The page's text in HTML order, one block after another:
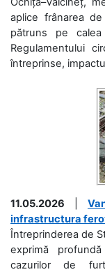
aplice frânarea
pătruns pe
Regulamentului
întreprinse,
11.05.2026
infrastructura
Întreprinderea de
exprimă
cazurilor de